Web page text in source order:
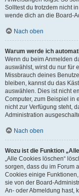
Solltest du trotzdem nicht
wende dich an die Board-
Nach oben
Warum werde ich
Wenn du beim Anmelden
auswählst, wirst du nur für
Missbrauch deines
bleiben, kannst du das
auswählen. Dies ist nicht
Computer, zum Beispiel in
nicht zur Verfügung steht,
Administration
Nach oben
Wozu ist die Funktion
„Alle Cookies löschen“
sorgen, dass du im Forum
Cookies einige
sie von der Board-
An- oder Abmeldung hast,